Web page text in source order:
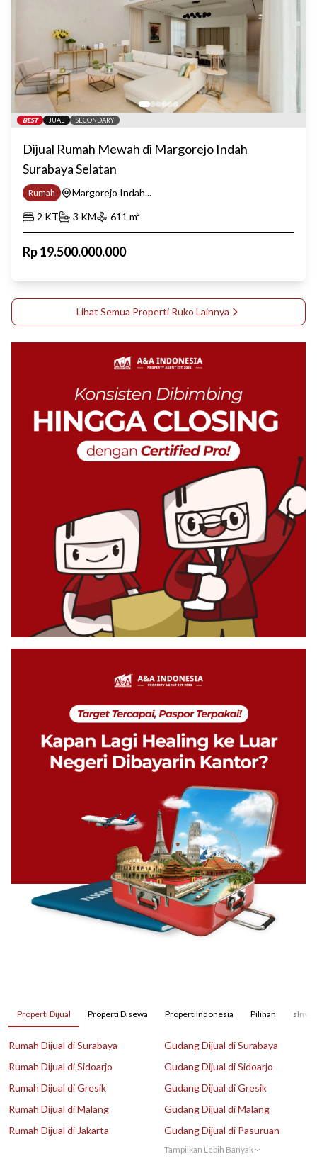
BEST JUAL SECONDARY
Dijual Rumah Mewah di Margorejo Indah
Surabaya Selatan
Rumah
Margorejo Indah...
2 KT 3 KM 611 m²
Rp19.500.000.000
Lihat Semua Properti Ruko Lainnya
Properti Dijual Properti Disewa PropertiIndonesia Pilihan
Rumah Dijual di Surabaya
Rumah Dijual di Sidoarjo
Rumah Dijual di Gresik
Rumah Dijual di Malang
Rumah Dijual di Jakarta
Gudang Dijual di Surabaya
Gudang Dijual di Sidoarjo
Gudang Dijual di Gresik
Gudang Dijual di Malang
Gudang Dijual di Pasuruan
Tampilkan Lebih Banyak